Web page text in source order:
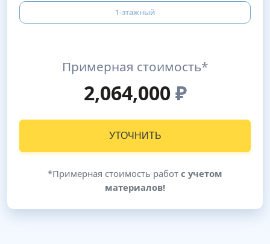
1-этажный
Примерная стоимость*
2,064,000₽
УТОЧНИТЬ
*Примерная стоимость работ с учетом
материалов!